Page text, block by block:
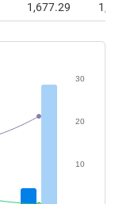
1,677.29
10
20
30